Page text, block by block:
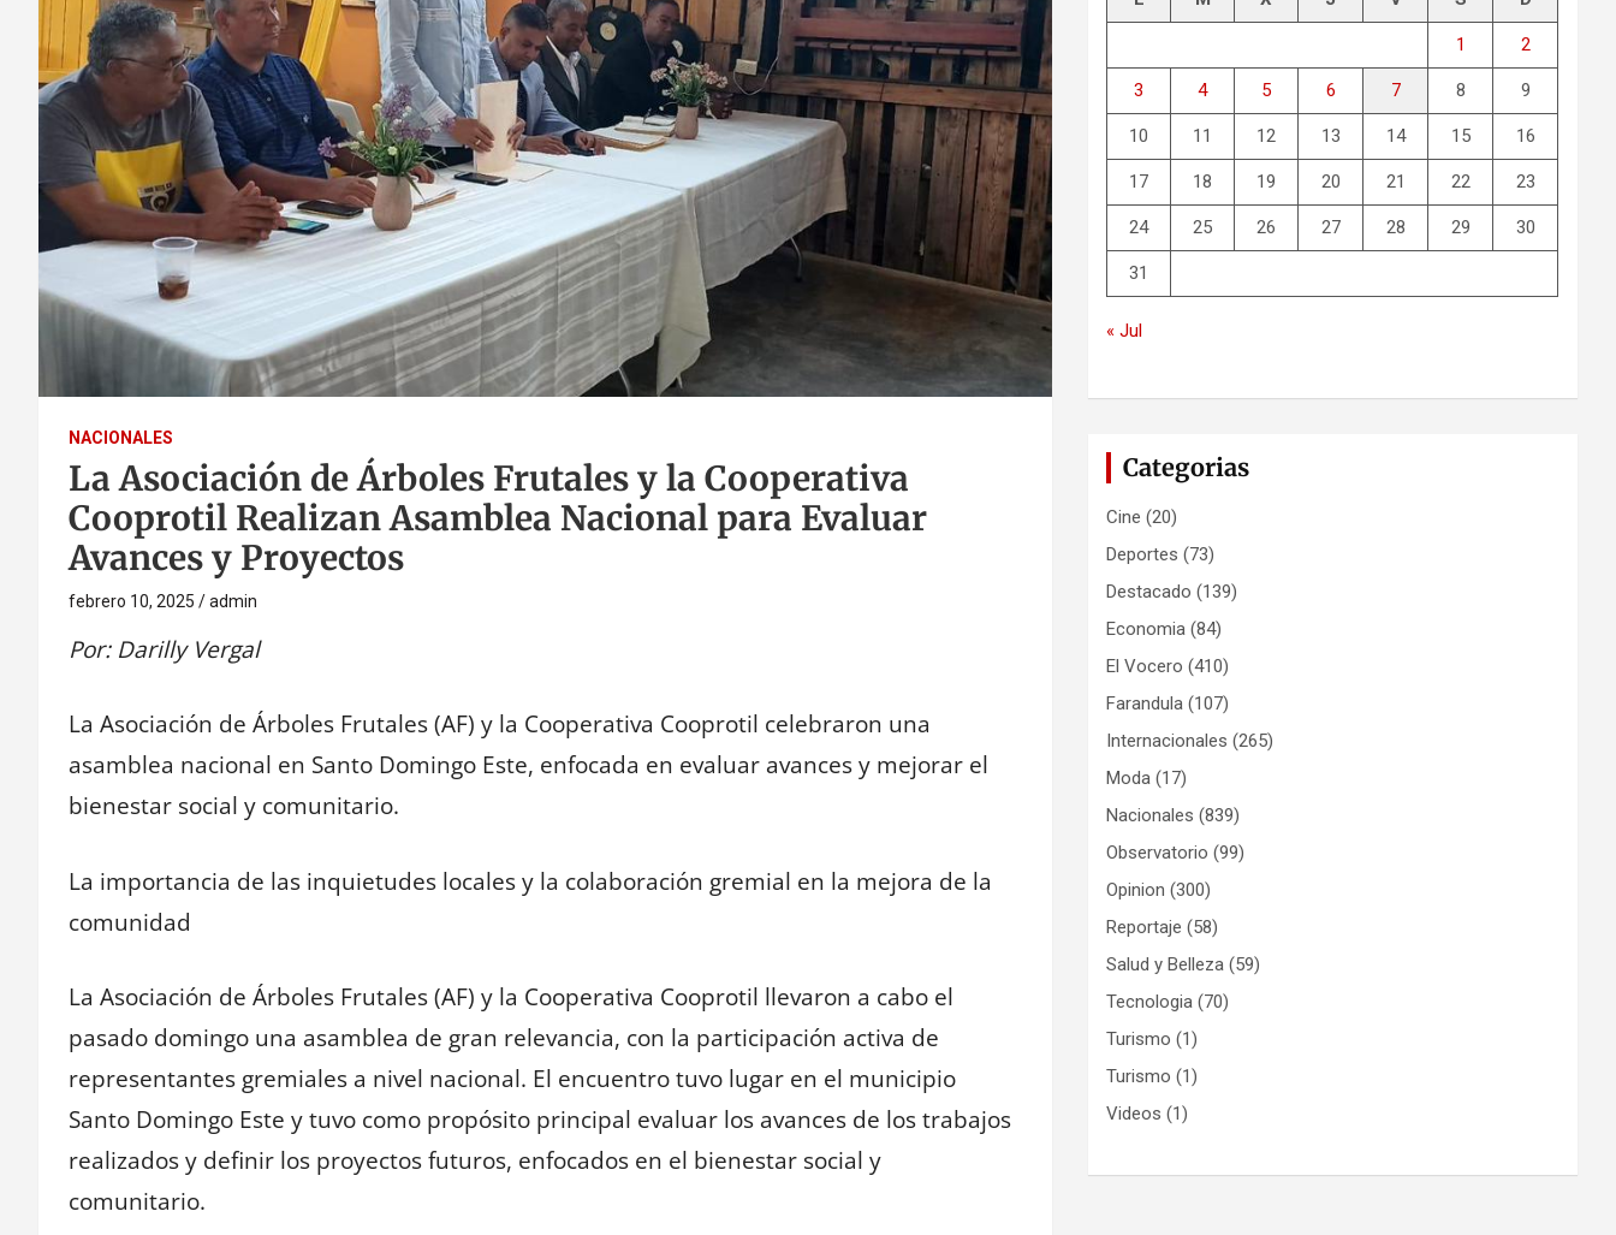
NACIONALES
La Asociación de Árboles Frutales y la Cooperativa
Cooprotil Realizan Asamblea Nacional para Evaluar
Avances y Proyectos
febrero 10, 2025 admin
Por: Darilly Vergal
La Asociación de Árboles Frutales (AF) y la Cooperativa Cooprotil celebraron una
asamblea nacional en Santo Domingo Este, enfocada en evaluar avances y mejorar el
bienestar social y comunitario.
La importancia de las inquietudes locales y la colaboración gremial en la mejora de la
comunidad
La Asociación de Árboles Frutales (AF) y la Cooperativa Cooprotil llevaron a cabo el
pasado domingo una asamblea de gran relevancia, con la participación activa de
representantes gremiales a nivel nacional. El encuentro tuvo lugar en el municipio
Santo Domingo Este y tuvo como propósito principal evaluar los avances de los trabajos
realizados y definir los proyectos futuros, enfocados en el bienestar social y
comunitario.
1 2
3 4 5 6 7 8 9
10 11 12 13 14 15 16
17 18 19 20 21 22 23
24 25 26 27 28 29 30
31
« Jul
Categorias
Cine (20)
Deportes (73)
Destacado (139)
Economia (84)
El Vocero (410)
Farandula (107)
Internacionales (265)
Moda (17)
Nacionales (839)
Observatorio (99)
Opinion (300)
Reportaje (58)
Salud y Belleza (59)
Tecnologia (70)
Turismo (1)
Turismo (1)
Videos (1)